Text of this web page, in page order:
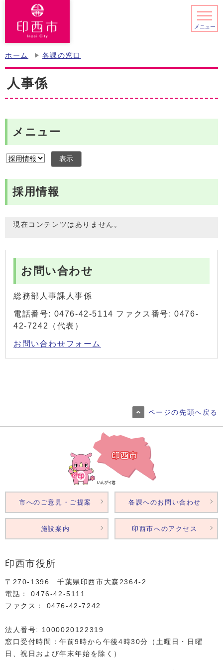
メニュー
ホーム 各課の窓口
人事係
メニュー
表示
採用情報
現在コンテンツはありません。
お問い合わせ
総務部人事課人事係
電話番号: 0476-42-5114 ファクス番号: 0476-
42-7242（代表）
お問い合わせフォーム
ページの先頭へ戻る
印西市役所
〒270-1396 千葉県印西市大森2364‐2
電話： 0476‐42‐5111
ファクス： 0476‐42‐7242
法人番号: 1000020122319
窓口受付時間：午前9時から午後4時30分（土曜日・日曜
日、祝日および年末年始を除く）
市へのご意見・ご提案 各課へのお問い合わせ
施設案内 印西市へのアクセス